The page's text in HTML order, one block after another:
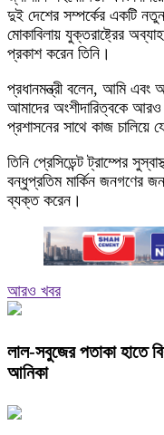
দুই দেশের সম্পর্কের একটি
মোকাবিলায় যুক্তরাষ্ট্রের
প্রকাশ করেন তিনি।
প্রধানমন্ত্রী বলেন, আমি এবং
আমাদের অংশীদারিত্বকে
প্রশাসনের সাথে কাজ চালিয়ে
তিনি প্রেসিডেন্ট ট্রাম্পের
বন্ধুপ্রতিম মার্কিন জনগণের
ব্যক্ত করেন।
আরও খবর
লাল-সবুজের পতাকা হাতে
আনিকা